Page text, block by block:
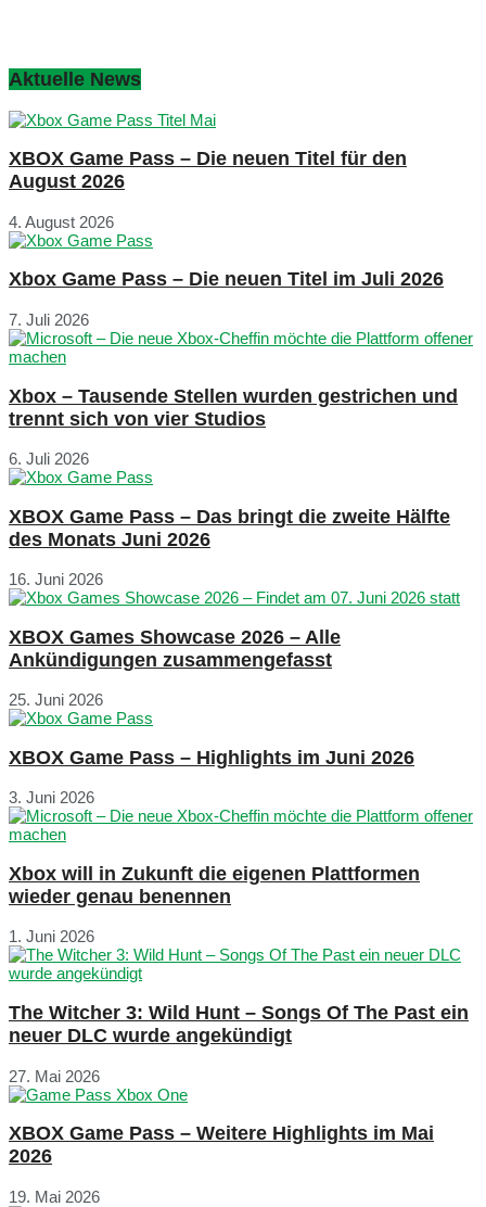
Aktuelle News
XBOX Game Pass – Die neuen Titel für den
August 2026
4. August 2026
Xbox Game Pass – Die neuen Titel im Juli 2026
7. Juli 2026
Xbox – Tausende Stellen wurden gestrichen und
trennt sich von vier Studios
6. Juli 2026
XBOX Game Pass – Das bringt die zweite Hälfte
des Monats Juni 2026
16. Juni 2026
XBOX Games Showcase 2026 – Alle
Ankündigungen zusammengefasst
25. Juni 2026
XBOX Game Pass – Highlights im Juni 2026
3. Juni 2026
Xbox will in Zukunft die eigenen Plattformen
wieder genau benennen
1. Juni 2026
The Witcher 3: Wild Hunt – Songs Of The Past ein
neuer DLC wurde angekündigt
27. Mai 2026
XBOX Game Pass – Weitere Highlights im Mai
2026
19. Mai 2026